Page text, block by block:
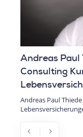
fängt mit PKK
von
auf
mit PKK Consulting
chevron_left chevron_right